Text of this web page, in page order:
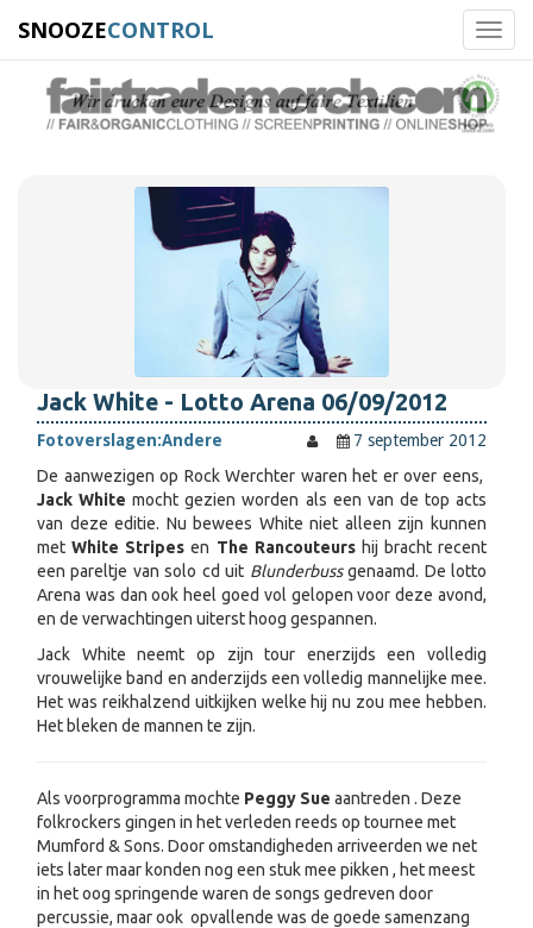
SNOOZECONTROL
Jack White - Lotto Arena 06/09/2012
Fotoverslagen:Andere
7 september 2012
De aanwezigen op Rock Werchter waren het er over eens,
Jack Whitemocht gezien worden als een van de top acts
van deze editie. Nu bewees White niet alleen zijn kunnen
metWhite Stripesen The Rancouteurs hij bracht recent
een pareltje van solo cd uit Blunderbussgenaamd. De lotto
Arena was dan ook heel goed vol gelopen voor deze avond,
en de verwachtingen uiterst hoog gespannen.
Jack White neemt op zijn tour enerzijds een volledig
vrouwelijke band en anderzijds een volledig mannelijke mee.
Het was reikhalzend uitkijken welke hij nu zou mee hebben.
Het bleken de mannen te zijn.
Als voorprogramma mochte Peggy Sue aantreden . Deze
folkrockers gingen in het verleden reeds op tournee met
Mumford & Sons. Door omstandigheden arriveerden we net
iets later maar konden nog een stuk mee pikken , het meest
in het oog springende waren de songs gedreven door
percussie, maar ook opvallende was de goede samenzang